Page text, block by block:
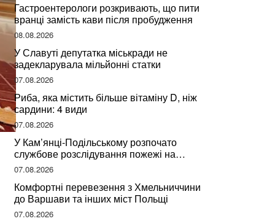
Гастроентерологи розкривають, що пити
вранці замість кави після пробудження
08.08.2026
У Славуті депутатка міськради не
задекларувала мільйонні статки
07.08.2026
Риба, яка містить більше вітаміну D, ніж
сардини: 4 види
07.08.2026
У Кам’янці-Подільському розпочато
службове розслідування пожежі на
сміттєзвалищі
07.08.2026
Комфортні перевезення з Хмельниччини
до Варшави та інших міст Польщі
07.08.2026